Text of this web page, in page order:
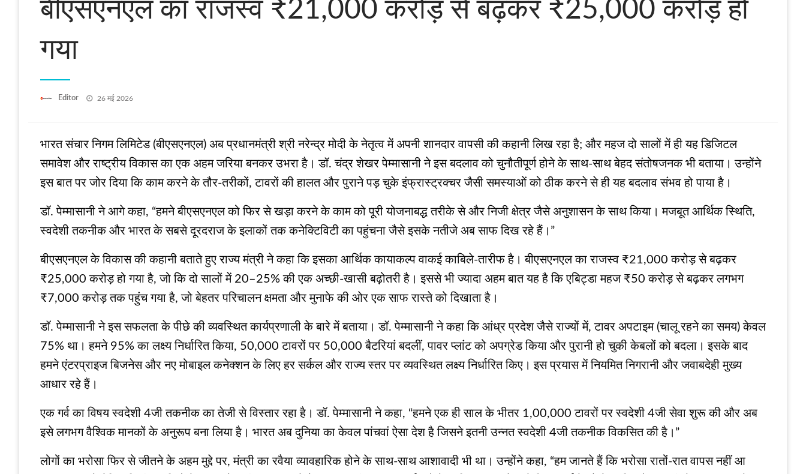
बीएसएनएल का राजस्व ₹21,000 करोड़ से बढ़कर ₹25,000 करोड़ हो
गया
Editor
Posted
26 मई 2026
भारत संचार निगम लिमिटेड (बीएसएनएल) अब प्रधानमंत्री श्री नरेन्द्र मोदी के नेतृत्व में अपनी शानदार वापसी की कहानी लिख रहा है; और महज दो सालों में ही यह डिजिटल
समावेश और राष्ट्रीय विकास का एक अहम जरिया बनकर उभरा है। डॉ. चंद्र शेखर पेम्मासानी ने इस बदलाव को चुनौतीपूर्ण होने के साथ-साथ बेहद संतोषजनक भी बताया। उन्होंने
इस बात पर जोर दिया कि काम करने के तौर-तरीकों, टावरों की हालत और पुराने पड़ चुके इंफ्रास्ट्रक्चर जैसी समस्याओं को ठीक करने से ही यह बदलाव संभव हो पाया है।
डॉ. पेम्मासानी ने आगे कहा, “हमने बीएसएनएल को फिर से खड़ा करने के काम को पूरी योजनाबद्ध तरीके से और निजी क्षेत्र जैसे अनुशासन के साथ किया। मजबूत आर्थिक स्थिति,
स्वदेशी तकनीक और भारत के सबसे दूरदराज के इलाकों तक कनेक्टिविटी का पहुंचना जैसे इसके नतीजे अब साफ दिख रहे हैं।”
बीएसएनएल के विकास की कहानी बताते हुए राज्य मंत्री ने कहा कि इसका आर्थिक कायाकल्प वाकई काबिले-तारीफ है। बीएसएनएल का राजस्व ₹21,000 करोड़ से बढ़कर
₹25,000 करोड़ हो गया है, जो कि दो सालों में 20–25% की एक अच्छी-खासी बढ़ोतरी है। इससे भी ज्यादा अहम बात यह है कि एबिट्डा महज ₹50 करोड़ से बढ़कर लगभग
₹7,000 करोड़ तक पहुंच गया है, जो बेहतर परिचालन क्षमता और मुनाफे की ओर एक साफ रास्ते को दिखाता है।
डॉ. पेम्मासानी ने इस सफलता के पीछे की व्यवस्थित कार्यप्रणाली के बारे में बताया। डॉ. पेम्मासानी ने कहा कि आंध्र प्रदेश जैसे राज्यों में, टावर अपटाइम (चालू रहने का समय) केवल
75% था। हमने 95% का लक्ष्य निर्धारित किया, 50,000 टावरों पर 50,000 बैटरियां बदलीं, पावर प्लांट को अपग्रेड किया और पुरानी हो चुकी केबलों को बदला। इसके बाद
हमने एंटरप्राइज बिजनेस और नए मोबाइल कनेक्शन के लिए हर सर्कल और राज्य स्तर पर व्यवस्थित लक्ष्य निर्धारित किए। इस प्रयास में नियमित निगरानी और जवाबदेही मुख्य
आधार रहे हैं।
एक गर्व का विषय स्वदेशी 4जी तकनीक का तेजी से विस्तार रहा है। डॉ. पेम्मासानी ने कहा, “हमने एक ही साल के भीतर 1,00,000 टावरों पर स्वदेशी 4जी सेवा शुरू की और अब
इसे लगभग वैश्विक मानकों के अनुरूप बना लिया है। भारत अब दुनिया का केवल पांचवां ऐसा देश है जिसने इतनी उन्नत स्वदेशी 4जी तकनीक विकसित की है।”
लोगों का भरोसा फिर से जीतने के अहम मुद्दे पर, मंत्री का रवैया व्यावहारिक होने के साथ-साथ आशावादी भी था। उन्होंने कहा, “हम जानते हैं कि भरोसा रातों-रात वापस नहीं आ